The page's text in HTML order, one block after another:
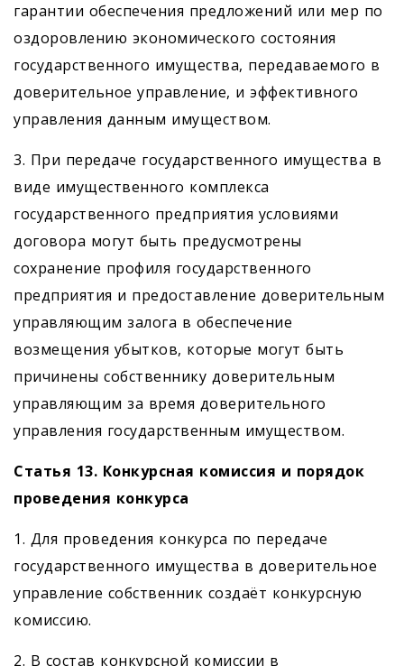
гарантии обеспечения предложений или мер по
оздоровлению экономического состояния
государственного имущества, передаваемого в
доверительное управление, и эффективного
управления данным имуществом.
3. При передаче государственного имущества в
виде имущественного комплекса
государственного предприя­тия условиями
договора могут быть предусмотрены
сохранение профиля государственного
предприятия и предоставление доверительным
управляющим залога в обеспечение
возмещения убытков, которые могут быть
причинены собственнику доверительным
управляющим за время доверительного
управления государственным имуществом.
Статья 13. Конкурсная комиссия и порядок
проведения конкурса
1. Для проведения конкурса по передаче
государственного имущества в доверительное
управление собственник создаёт конкурсную
комиссию.
2. В состав конкурсной комиссии в